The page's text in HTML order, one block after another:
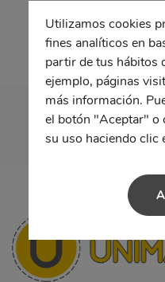
Utilizamos cookies
fines analíticos en
partir de tus hábitos
ejemplo, páginas
más información.
el botón "Aceptar" o
su uso haciendo clic